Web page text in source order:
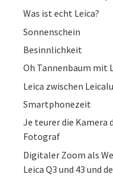
Was ist echt Leica?
Sonnenschein
Besinnlichkeit
Oh Tannenbaum mit
Leica zwischen
Smartphonezeit
Je teurer die
Fotograf
Digitaler Zoom als
Leica Q3 und 43 und